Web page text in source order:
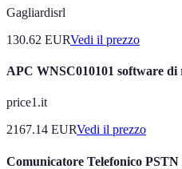
Gagliardisrl
130.62 EURVedi il prezzo
APC WNSC010101 software di
price1.it
2167.14 EURVedi il prezzo
Comunicatore Telefonico